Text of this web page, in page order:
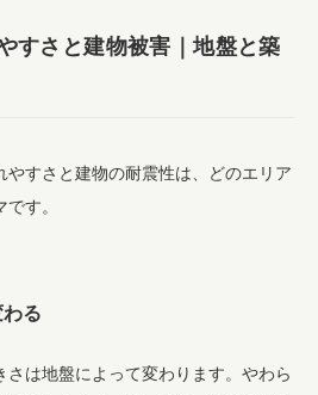
すさと建物被害｜地盤と築
やすさと建物の耐震性は、どのエリア
す。
る
さは地盤によって変わります。やわら